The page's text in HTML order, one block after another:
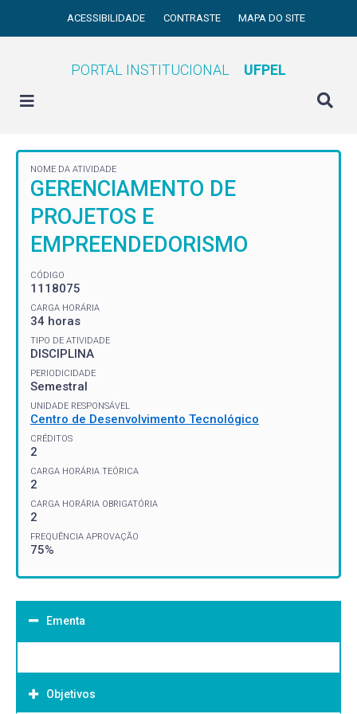
ACESSIBILIDADE CONTRASTE MAPA DO SITE
PORTAL INSTITUCIONAL UFPEL
NOME DA ATIVIDADE
GERENCIAMENTO DE
PROJETOS E
EMPREENDEDORISMO
CÓDIGO
1118075
CARGA HORÁRIA
34 horas
TIPO DE ATIVIDADE
DISCIPLINA
PERIODICIDADE
Semestral
UNIDADE RESPONSÁVEL
Centro de Desenvolvimento Tecnológico
CRÉDITOS
2
CARGA HORÁRIA TEÓRICA
2
CARGA HORÁRIA OBRIGATÓRIA
2
FREQUÊNCIA APROVAÇÃO
75%
Ementa
Objetivos